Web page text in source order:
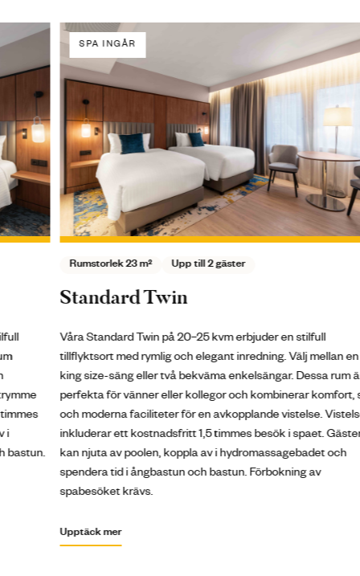
SPA INGÅR
Rumstorlek 23 m² Upp till 2 gäster
Standard Twin
Våra Standard Twin på 20–25 kvm erbjuder en stilfull
tillflyktsort med rymlig och elegant inredning. Välj mellan en
king size-säng eller två bekväma enkelsängar. Dessa rum är
perfekta för vänner eller kollegor och kombinerar komfort, stil
och moderna faciliteter för en avkopplande vistelse. Vistelsen
inkluderar ett kostnadsfritt 1,5 timmes besök i spaet. Gästerna
kan njuta av poolen, koppla av i hydromassagebadet och
spendera tid i ångbastun och bastun. Förbokning av
spabesöket krävs.
Upptäck mer